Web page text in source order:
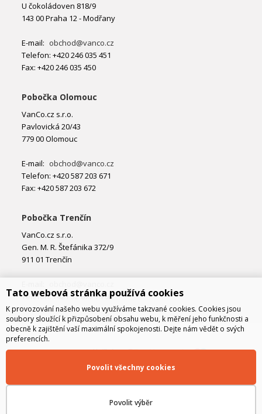
U čokoládoven 818/9
143 00 Praha 12 - Modřany
E-mail: obchod@vanco.cz
Telefon: +420 246 035 451
Fax: +420 246 035 450
Pobočka Olomouc
VanCo.cz s.r.o.
Pavlovická 20/43
779 00 Olomouc
E-mail: obchod@vanco.cz
Telefon: +420 587 203 671
Fax: +420 587 203 672
Pobočka Trenčín
VanCo.cz s.r.o.
Gen. M. R. Štefánika 372/9
911 01 Trenčín
Telefon: +421 32 877 74 02
Tato webová stránka používá cookies
K provozování našeho webu využíváme takzvané cookies. Cookies jsou
soubory sloužící k přizpůsobení obsahu webu, k měření jeho funkčnosti a
obecně k zajištění vaší maximální spokojenosti. Dejte nám vědět o svých
preferencích.
Povolit výběr
Povolit všechny cookies